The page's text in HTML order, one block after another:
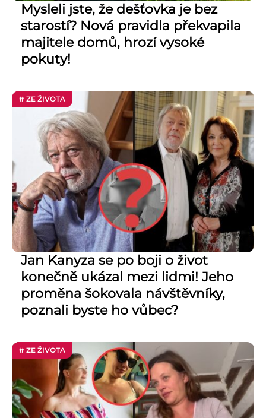
Mysleli jste, že dešťovka je bez
starostí? Nová pravidla překvapila
majitele domů, hrozí vysoké
pokuty!
# ZE ŽIVOTA
Jan Kanyza se po boji o život
konečně ukázal mezi lidmi! Jeho
proměna šokovala návštěvníky,
poznali byste ho vůbec?
# ZE ŽIVOTA